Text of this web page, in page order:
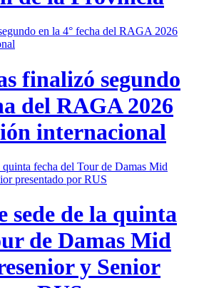
finalizó segundo
del RAGA 2026
internacional
sede de la quinta
de Damas Mid
y Senior